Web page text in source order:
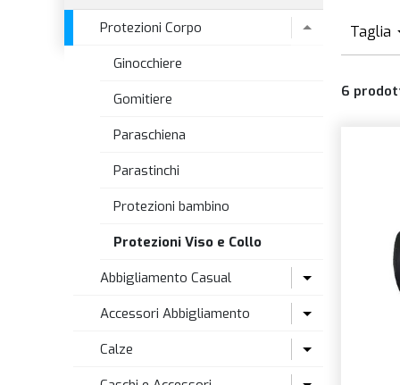
Protezioni Corpo
Ginocchiere
Gomitiere
Paraschiena
Parastinchi
Protezioni bambino
Protezioni Viso e Collo
Abbigliamento Casual
T-Shirt e Camicie
Accessori Abbigliamento
Alta visibilità
Calze
Taglia
6